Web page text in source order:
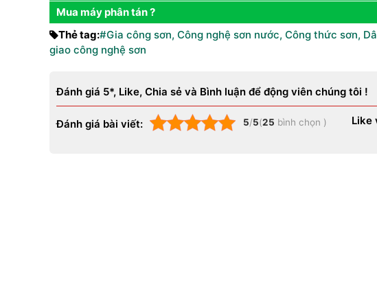
Mua máy phân tán ?
Thẻ tag:#Gia công sơn, Công nghệ sơn nước, Công thức sơn,
giao công nghệ sơn
Đánh giá 5*, Like, Chia sẻ và Bình luận để động viên chúng tôi !
Đánh giá bài viết: 5/5(25 bình chọn ) Like